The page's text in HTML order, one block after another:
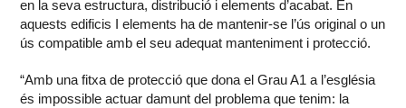
en la seva estructura, distribució i elements d’acabat. En
aquests edificis I elements ha de mantenir-se l’ús original o un
ús compatible amb el seu adequat manteniment i protecció.
“Amb una fitxa de protecció que dona el Grau A1 a l’església
és impossible actuar damunt del problema que tenim: la